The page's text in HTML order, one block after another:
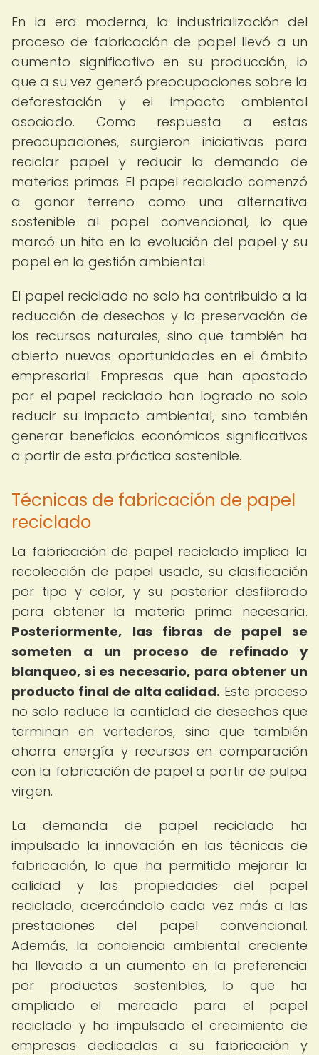
En la era moderna, la industrialización del
proceso de fabricación de papel llevó a un
aumento significativo en su producción, lo
que a su vez generó preocupaciones sobre la
deforestación y el impacto ambiental
asociado. Como respuesta a estas
preocupaciones, surgieron iniciativas para
reciclar papel y reducir la demanda de
materias primas. El papel reciclado comenzó
a ganar terreno como una alternativa
sostenible al papel convencional, lo que
marcó un hito en la evolución del papel y su
papel en la gestión ambiental.
El papel reciclado no solo ha contribuido a la
reducción de desechos y la preservación de
los recursos naturales, sino que también ha
abierto nuevas oportunidades en el ámbito
empresarial. Empresas que han apostado
por el papel reciclado han logrado no solo
reducir su impacto ambiental, sino también
generar beneficios económicos significativos
a partir de esta práctica sostenible.
Técnicas de fabricación de papel
reciclado
La fabricación de papel reciclado implica la
recolección de papel usado, su clasificación
por tipo y color, y su posterior desfibrado
para obtener la materia prima necesaria.
Posteriormente, las fibras de papel se
someten a un proceso de refinado y
blanqueo, si es necesario, para obtener un
producto final de alta calidad. Este proceso
no solo reduce la cantidad de desechos que
terminan en vertederos, sino que también
ahorra energía y recursos en comparación
con la fabricación de papel a partir de pulpa
virgen.
La demanda de papel reciclado ha
impulsado la innovación en las técnicas de
fabricación, lo que ha permitido mejorar la
calidad y las propiedades del papel
reciclado, acercándolo cada vez más a las
prestaciones del papel convencional.
Además, la conciencia ambiental creciente
ha llevado a un aumento en la preferencia
por productos sostenibles, lo que ha
ampliado el mercado para el papel
reciclado y ha impulsado el crecimiento de
empresas dedicadas a su fabricación y